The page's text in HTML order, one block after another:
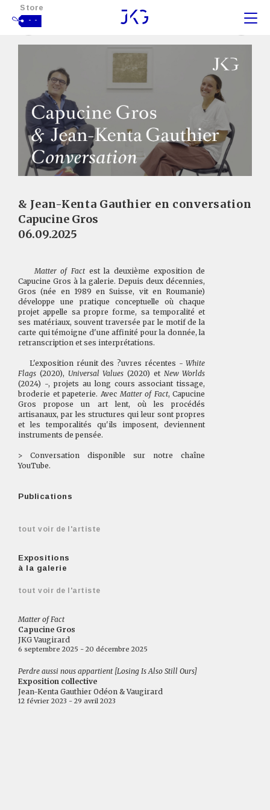
Store
- -
& Jean-Kenta Gauthier en conversation
Capucine Gros
06.09.2025
Matter of Fact est la deuxième exposition de
Capucine Gros à la galerie. Depuis deux décennies,
Gros (née en 1989 en Suisse, vit en Roumanie)
développe une pratique conceptuelle où chaque
projet appelle sa propre forme, sa temporalité et
ses matériaux, souvent traversée par le motif de la
carte qui témoigne d'une affinité pour la donnée, la
retranscription et ses interprétations.
L'exposition réunit des ?uvres récentes -White
Flags (2020), Universal Values (2020) et New Worlds
(2024) -, projets au long cours associant tissage,
broderie et papeterie. AvecMatter of Fact, Capucine
Gros propose un art lent, où les procédés
artisanaux, par les structures qui leur sont propres
et les temporalités qu'ils imposent, deviennent
instruments de pensée.
> Conversation disponible sur notre chaîne
YouTube.
Publications
tout voir de l'artiste
Expositions
à la galerie
tout voir de l'artiste
Matter of Fact
Capucine Gros
JKG Vaugirard
6 septembre 2025 - 20 décembre 2025
Perdre aussi nous appartient [Losing Is Also Still Ours]
Exposition collective
Jean-Kenta Gauthier Odéon & Vaugirard
12 février 2023 - 29 avril 2023